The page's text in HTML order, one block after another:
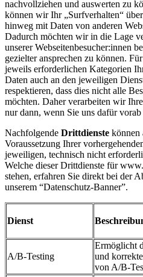
nachvollziehen und auswerten zu
können wir Ihr „Surfverhalten“
hinweg mit Daten von anderen
Dadurch möchten wir in die Lage
unserer Webseitenbesucher:innen
gezielter ansprechen zu können.
jeweils erforderlichen Kategorien
Daten auch an den jeweiligen
respektieren, dass dies nicht alle
möchten. Daher verarbeiten wir
nur dann, wenn Sie uns dafür
Nachfolgende Drittdienste können
Voraussetzung Ihrer
jeweiligen, technisch nicht
Welche dieser Drittdienste für
stehen, erfahren Sie direkt bei der
unserem “Datenschutz-Banner”.
Dienst
A/B-Testing
Ermöglicht
und
von A/B-